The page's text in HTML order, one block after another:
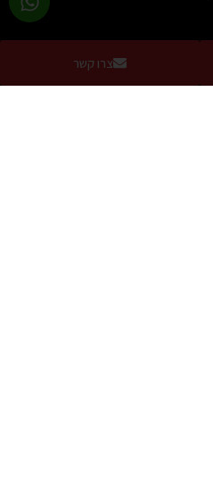
איזה הצללה מתאימה לדירה עם מרפסת של 14 מטר, פרגולה
צרו קשר